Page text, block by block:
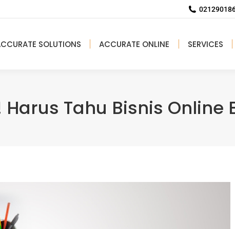
SOLUTIONS ACCURATE ONLINE SERVICES
Harus Tahu Bisnis Online